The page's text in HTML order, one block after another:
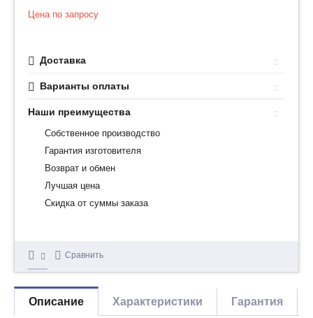
Цена по запросу
Доставка
Варианты оплаты
Наши преимущества
Собственное производство
Гарантия изготовителя
Возврат и обмен
Лучшая цена
Скидка от суммы заказа
Сравнить
Описание Характеристики Гарантия